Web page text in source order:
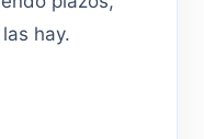
hay.